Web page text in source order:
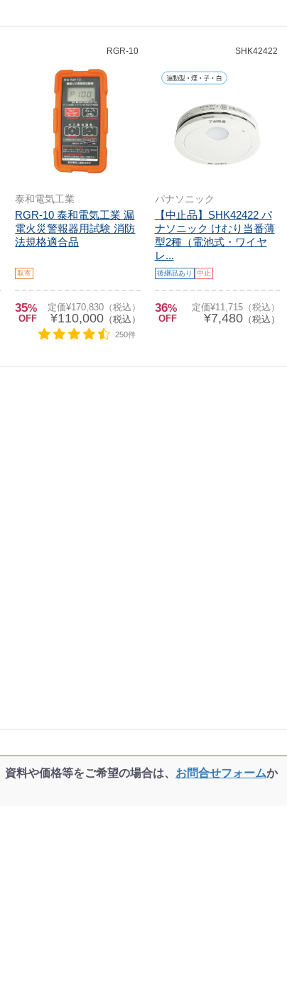
RGR-10
泰和電気工業
RGR-10 泰和電気工業 漏
電火災警報器用試験 消防
法規格適合品
取寄
35%
OFF
定価¥170,830（税込）
¥110,000（税込）
250件
SHK42422
パナソニック
【中止品】SHK42422 パ
ナソニック けむり当番薄
型2種（電池式・ワイヤ
レ...
後継品あり 中止
36%
OFF
定価¥11,715（税込）
¥7,480 （税込）
資料や価格等をご希望の場合は、 お問合せフォームか